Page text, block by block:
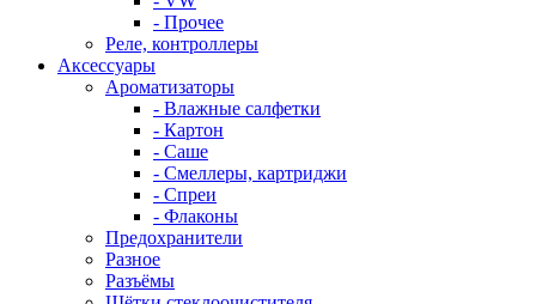
- Прочее
Реле, контроллеры
Аксессуары
Ароматизаторы
- Влажные салфетки
- Картон
- Саше
- Смеллеры, картриджи
- Спреи
- Флаконы
Предохранители
Разное
Разъёмы